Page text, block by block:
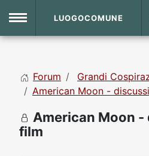
Home
DVD Shop
Sito
LUOGOCOMUNE
Forum Grandi
American Moon -
American Moon
film